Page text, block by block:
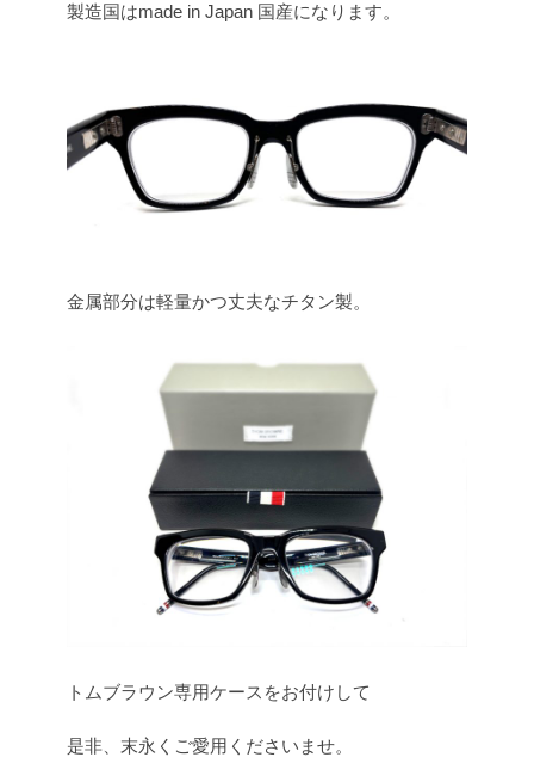
製造国はmade in Japan 国産になります。
金属部分は軽量かつ丈夫なチタン製。
トムブラウン専用ケースをお付けして
是非、末永くご愛用くださいませ。